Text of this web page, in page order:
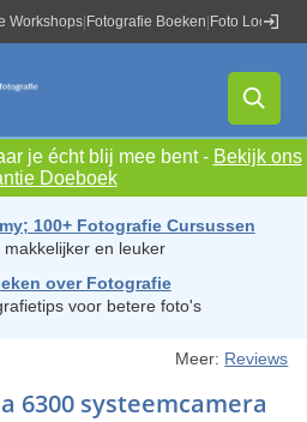
Workshops Fotografie Boeken Foto Locaties
je écht blij mee bent - Bekijk ons
Doeboek
100+ Fotografie Cursussen
en leuker
over Fotografie
voor betere foto's
Meer: Reviews
6300 systeemcamera